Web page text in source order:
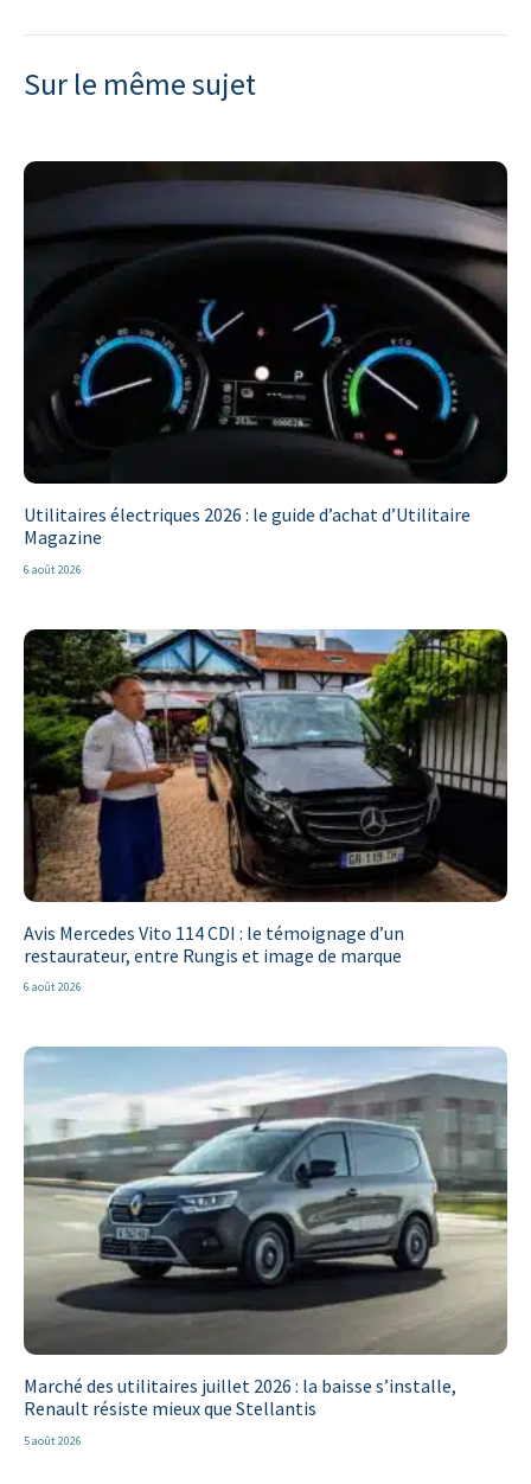
Sur le même sujet
Utilitaires électriques 2026 : le guide d’achat d’Utilitaire
Magazine
6 août 2026
Avis Mercedes Vito 114 CDI : le témoignage d’un
restaurateur, entre Rungis et image de marque
6 août 2026
Marché des utilitaires juillet 2026 : la baisse s’installe,
Renault résiste mieux que Stellantis
5 août 2026